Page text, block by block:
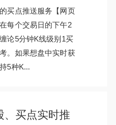
买点推送服务【网页
每个交易日的下午2
论5分钟K线级别1买
。如果想盘中实时获
5种K...
、买点实时推